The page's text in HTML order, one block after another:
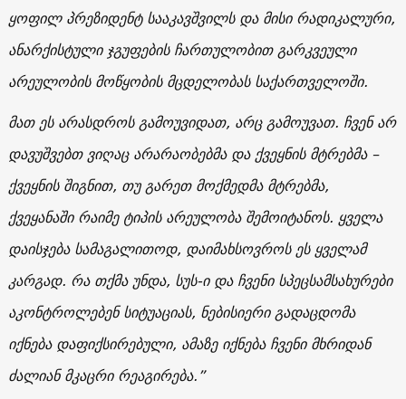
ყოფილ პრეზიდენტ სააკავშვილს და მისი რადიკალური,
ანარქისტული ჯგუფების ჩართულობით გარკვეული
არეულობის მოწყობის მცდელობას საქართველოში.
მათ ეს არასდროს გამოუვიდათ, არც გამოუვათ. ჩვენ არ
დავუშვებთ ვიღაც არარაობებმა და ქვეყნის მტრებმა –
ქვეყნის შიგნით, თუ გარეთ მოქმედმა მტრებმა,
ქვეყანაში რაიმე ტიპის არეულობა შემოიტანოს. ყველა
დაისჯება სამაგალითოდ, დაიმახსოვროს ეს ყველამ
კარგად. რა თქმა უნდა, სუს-ი და ჩვენი სპეცსამსახურები
აკონტროლებენ სიტუაციას, ნებისიერი გადაცდომა
იქნება დაფიქსირებული, ამაზე იქნება ჩვენი მხრიდან
ძალიან მკაცრი რეაგირება.”